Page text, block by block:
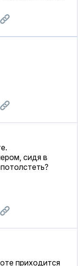
сидя в
приходится